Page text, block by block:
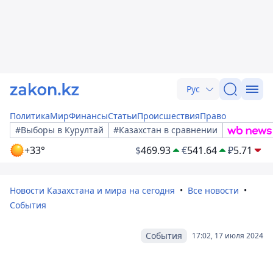
Рус
ПолитикаМирФинансыСтатьиПроисшествияПраво
#Выборы в Курултай
#Казахстан в сравнении
+33° $469.93 €541.64 ₽5.71
Новости Казахстана и мира на сегодня
Все новости
События
17:02, 17 июля 2024
События